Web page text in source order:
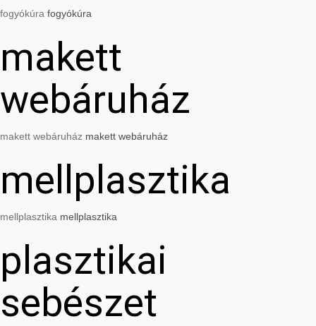
fogyókúra fogyókúra
makett
webáruház
makett webáruház makett webáruház
mellplasztika
mellplasztika mellplasztika
plasztikai
sebészet